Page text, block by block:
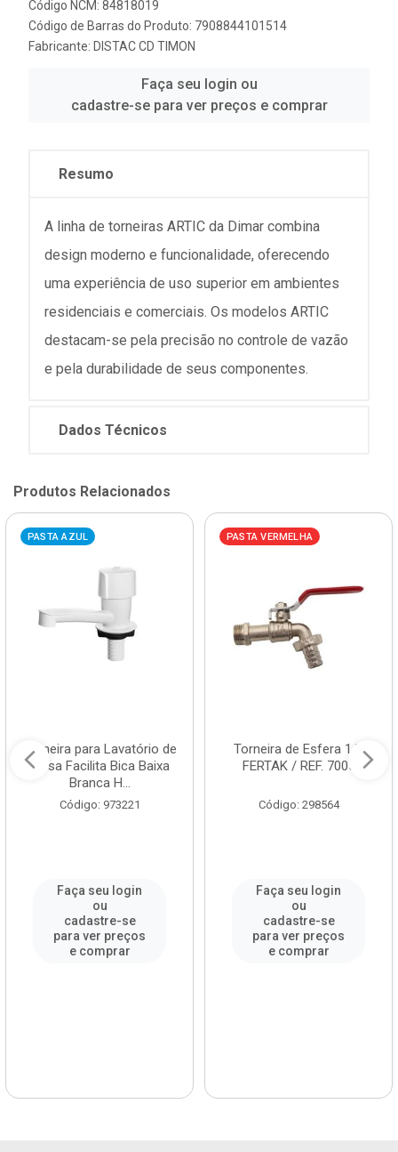
Código NCM: 84818019
Código de Barras do Produto: 7908844101514
Fabricante: DISTAC CD TIMON
Faça seu login ou
cadastre-se para ver preços e comprar
Resumo
A linha de torneiras ARTIC da Dimar combina
design moderno e funcionalidade, oferecendo
uma experiência de uso superior em ambientes
residenciais e comerciais. Os modelos ARTIC
destacam-se pela precisão no controle de vazão
e pela durabilidade de seus componentes.
Dados Técnicos
Produtos Relacionados
PASTA AZUL
Torneira para Lavatório de
Mesa Facilita Bica Baixa
Branca H...
Código: 973221
Faça seu login
ou
cadastre-se
para ver preços
e comprar
PASTA VERMELHA
Torneira de Esfera 1/2
FERTAK / REF. 7005
Código: 298564
Faça seu login
ou
cadastre-se
para ver preços
e comprar